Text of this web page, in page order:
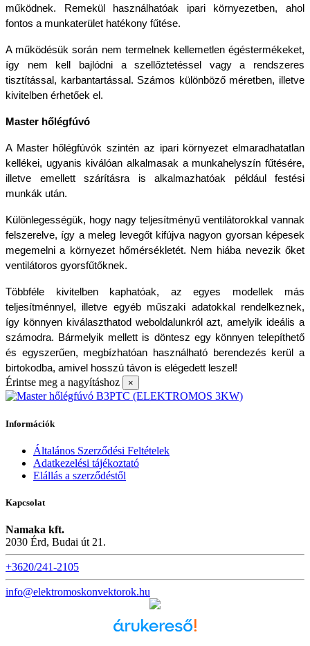
működnek. Remekül használhatóak ipari környezetben, ahol
fontos a munkaterület hatékony fűtése.
A működésük során nem termelnek kellemetlen égéstermékeket,
így nem kell bajlódni a szellőztetéssel vagy a rendszeres
tisztítással, karbantartással. Számos különböző méretben, illetve
kivitelben érhetőek el.
Master hőlégfúvó
A Master hőlégfúvók szintén az ipari környezet elmaradhatatlan
kellékei, ugyanis kiválóan alkalmasak a munkahelyszín fűtésére,
illetve emellett szárításra is alkalmazhatóak például festési
munkák után.
Különlegességük, hogy nagy teljesítményű ventilátorokkal vannak
felszerelve, így a meleg levegőt kifújva nagyon gyorsan képesek
megemelni a környezet hőmérsékletét. Nem hiába nevezik őket
ventilátoros gyorsfűtőknek.
Többféle kivitelben kaphatóak, az egyes modellek más
teljesítménnyel, illetve egyéb műszaki adatokkal rendelkeznek,
így könnyen kiválaszthatod weboldalunkról azt, amelyik ideális a
számodra. Bármelyik mellett is döntesz egy könnyen telepíthető
és egyszerűen, megbízhatóan használható berendezés kerül a
birtokodba, amivel hosszú távon is elégedett leszel!
Érintse meg a nagyításhoz ×
Információk
Általános Szerződési Feltételek
Adatkezelési tájékoztató
Elállás a szerződéstől
Kapcsolat
Namaka kft.
2030 Érd, Budai út 21.
+3620/241-2105
info@elektromoskonvektorok.hu